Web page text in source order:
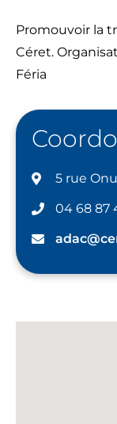
Promouvoir la
Céret.
Féria
5 rue
04 68 87